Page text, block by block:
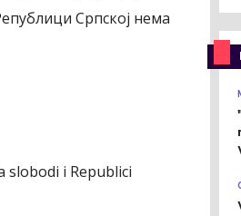
Српској нема
slobodi i Republici